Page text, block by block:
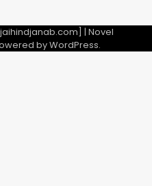
| Novel
byWordPress.